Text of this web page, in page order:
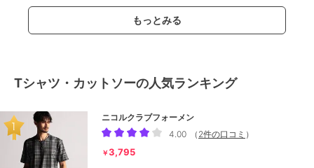
もっとみる
Tシャツ・カットソーの人気ランキング
ニコルクラブフォーメン
4.00
（ 2件の口コミ ）
￥3,795